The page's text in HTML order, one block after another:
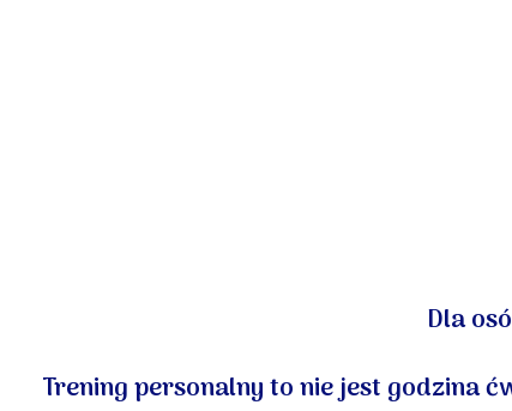
Dla
Trening personalny to nie jest godzina